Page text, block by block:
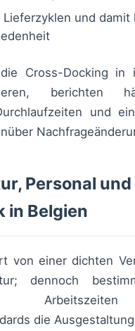
Lieferzyklen und damit
Cross-Docking in
berichten
und
Personal und
in Belgien
von einer dichten
dennoch
die